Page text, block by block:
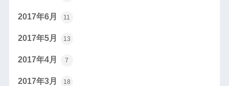
2017年6月 11
2017年5月 13
2017年4月 7
2017年3月 18